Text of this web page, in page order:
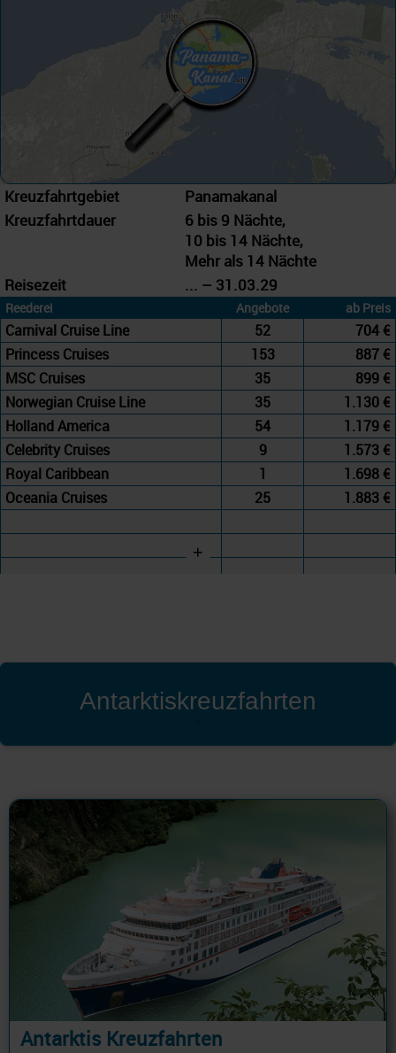
Kreuzfahrtgebiet
Panamakanal
Kreuzfahrtdauer
6 bis 9 Nächte,
10 bis 14 Nächte,
Mehr als 14 Nächte
Reisezeit
... – 31.03.29
Reederei Angebote ab Preis
Carnival Cruise Line 52
704 €
Princess Cruises
153
887 €
MSC Cruises
35
899 €
Norwegian Cruise Line
35
1.130 €
Holland America
54
1.179 €
Celebrity Cruises
9
1.573 €
Royal Caribbean
1
1.698 €
Oceania Cruises
25 1.883 €
+
Antarktiskreuzfahrten
'
Antarktis Kreuzfahrten